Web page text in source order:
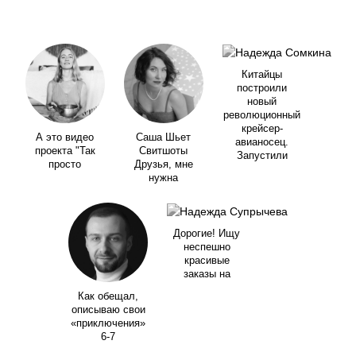
А это видео
проекта "Так
просто
Саша Шьет
Свитшоты
Друзья, мне
нужна
Китайцы
построили
новый
революционный
крейсер-
авианосец.
Запустили
Как обещал,
описываю свои
«приключения»
6-7
Дорогие! Ищу
неспешно
красивые
заказы на